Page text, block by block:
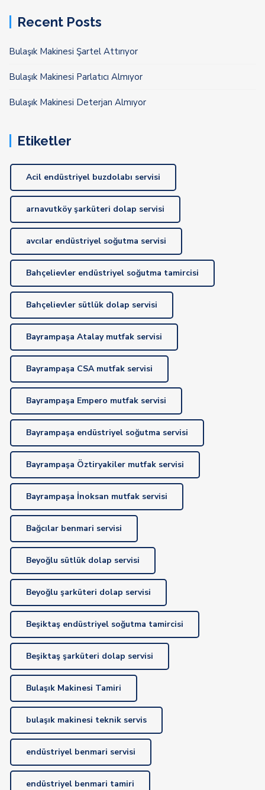
Recent Posts
Bulaşık Makinesi Şartel Attırıyor
Bulaşık Makinesi Parlatıcı Almıyor
Bulaşık Makinesi Deterjan Almıyor
Etiketler
Acil endüstriyel buzdolabı servisi
arnavutköy şarküteri dolap servisi
avcılar endüstriyel soğutma servisi
Bahçelievler endüstriyel soğutma tamircisi
Bahçelievler sütlük dolap servisi
Bayrampaşa Atalay mutfak servisi
Bayrampaşa CSA mutfak servisi
Bayrampaşa Empero mutfak servisi
Bayrampaşa endüstriyel soğutma servisi
Bayrampaşa Öztiryakiler mutfak servisi
Bayrampaşa İnoksan mutfak servisi
Bağcılar benmari servisi
Beyoğlu sütlük dolap servisi
Beyoğlu şarküteri dolap servisi
Beşiktaş endüstriyel soğutma tamircisi
Beşiktaş şarküteri dolap servisi
Bulaşık Makinesi Tamiri
bulaşık makinesi teknik servis
endüstriyel benmari servisi
endüstriyel benmari tamiri